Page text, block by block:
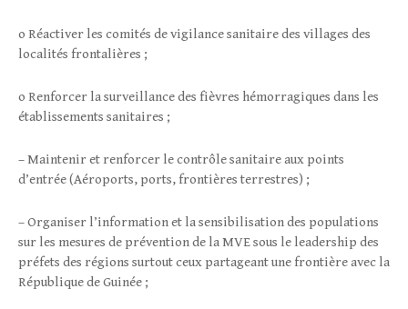
o Réactiver les comités de vigilance sanitaire des villages des
localités frontalières ;
o Renforcer la surveillance des fièvres hémorragiques dans les
établissements sanitaires ;
– Maintenir et renforcer le contrôle sanitaire aux points
d’entrée (Aéroports, ports, frontières terrestres) ;
– Organiser l’information et la sensibilisation des populations
sur les mesures de prévention de la MVE sous le leadership des
préfets des régions surtout ceux partageant une frontière avec la
République de Guinée ;